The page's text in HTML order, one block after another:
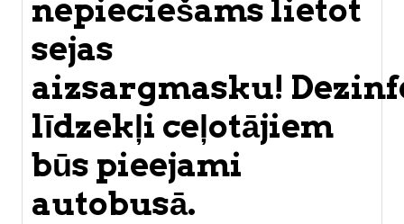
nepieciešams lietot
sejas
aizsargmasku!
līdzekļi ceļotājiem
būs pieejami
autobusā.